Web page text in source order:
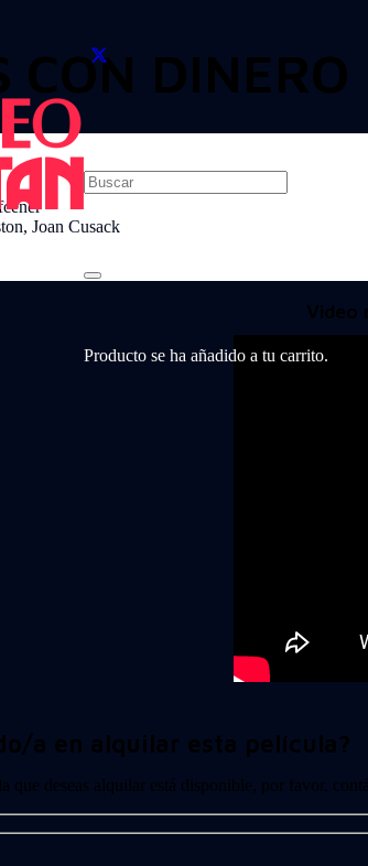
Producto se ha añadido a tu carrito.
CON DINERO
Joan Cusack
Video
a en alquilar esta película?
que deseas alquilar está disponible, por favor,